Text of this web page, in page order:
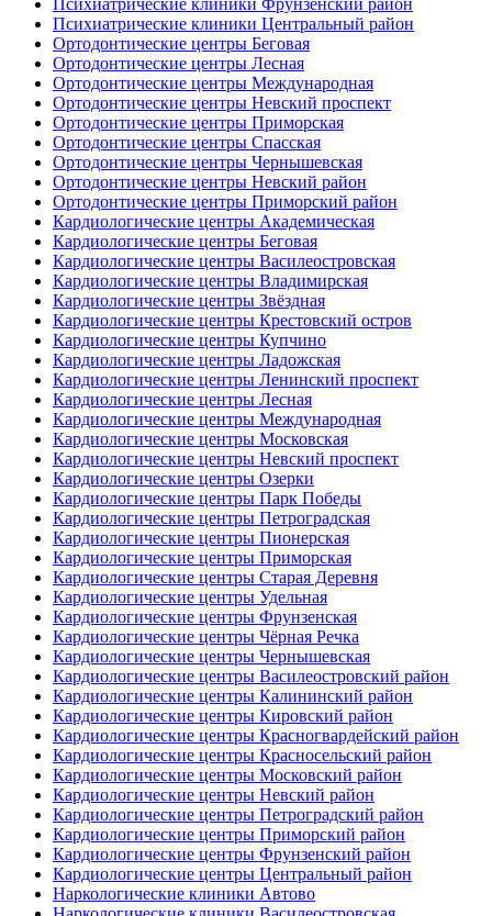
Психиатрические клиники Центральный район
Ортодонтические центры Беговая
Ортодонтические центры Лесная
Ортодонтические центры Международная
Ортодонтические центры Невский проспект
Ортодонтические центры Приморская
Ортодонтические центры Спасская
Ортодонтические центры Чернышевская
Ортодонтические центры Невский район
Ортодонтические центры Приморский район
Кардиологические центры Академическая
Кардиологические центры Беговая
Кардиологические центры Василеостровская
Кардиологические центры Владимирская
Кардиологические центры Звёздная
Кардиологические центры Крестовский остров
Кардиологические центры Купчино
Кардиологические центры Ладожская
Кардиологические центры Ленинский проспект
Кардиологические центры Лесная
Кардиологические центры Международная
Кардиологические центры Московская
Кардиологические центры Невский проспект
Кардиологические центры Озерки
Кардиологические центры Парк Победы
Кардиологические центры Петроградская
Кардиологические центры Пионерская
Кардиологические центры Приморская
Кардиологические центры Старая Деревня
Кардиологические центры Удельная
Кардиологические центры Фрунзенская
Кардиологические центры Чёрная Речка
Кардиологические центры Чернышевская
Кардиологические центры Василеостровский район
Кардиологические центры Калининский район
Кардиологические центры Кировский район
Кардиологические центры Красногвардейский район
Кардиологические центры Красносельский район
Кардиологические центры Московский район
Кардиологические центры Невский район
Кардиологические центры Петроградский район
Кардиологические центры Приморский район
Кардиологические центры Фрунзенский район
Кардиологические центры Центральный район
Наркологические клиники Автово